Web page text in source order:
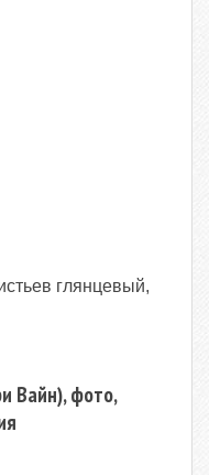
глянцевый,
Вайн), фото,